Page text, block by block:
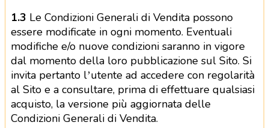
1.3 Le Condizioni Generali di Vendita possono
essere modificate in ogni momento. Eventuali
modifiche e/o nuove condizioni saranno in vigore
dal momento della loro pubblicazione sul Sito. Si
invita pertanto l’utente ad accedere con regolarità
al Sito e a consultare, prima di effettuare qualsiasi
acquisto, la versione più aggiornata delle
Condizioni Generali di Vendita.